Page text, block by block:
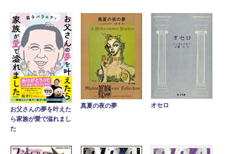
お父さんの夢を叶えた
ら家族が愛で溢れまし
た
真夏の夜の夢 オセロ